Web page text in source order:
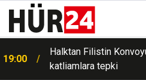
19:00
Halktan Filistin
katliamlara tepki